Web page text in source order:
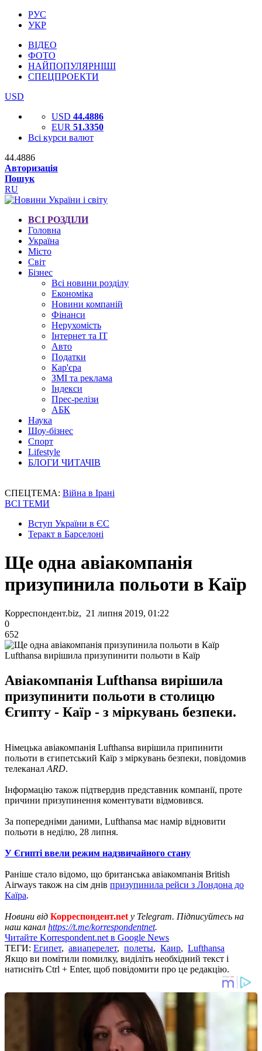
РУС
УКР
ВІДЕО
ФОТО
НАЙПОПУЛЯРНІШІ
СПЕЦПРОЕКТИ
USD
USD 44.4886
EUR 51.3350
Всі курси валют
44.4886
Авторизація
Пошук
RU
ВСІ РОЗДІЛИ
Головна
Україна
Місто
Світ
Бізнес
Всі новини розділу
Економіка
Новини компаній
Фінанси
Нерухомість
Інтернет та IT
Авто
Податки
Кар'єра
ЗМІ та реклама
Індекси
Прес-релізи
АБК
Наука
Шоу-бізнес
Спорт
Lifestyle
БЛОГИ ЧИТАЧІВ
СПЕЦТЕМА: Війна в Ірані
ВСІ ТЕМИ
Вступ України в ЄС
Теракт в Барселоні
Ще одна авіакомпанія
призупинила польоти в Каїр
Корреспондент.biz, 21 липня 2019, 01:22
0
652
Lufthansa вирішила призупинити польоти в Каїр
Авіакомпанія Lufthansa вирішила
призупинити польоти в столицю
Єгипту - Каїр - з міркувань безпеки.
Німецька авіакомпанія Lufthansa вирішила припинити
польоти в єгипетський Каїр з міркувань безпеки, повідомив
телеканал ARD.
Інформацію також підтвердив представник компанії, проте
причини призупинення коментувати відмовився.
За попередніми даними, Lufthansa має намір відновити
польоти в неділю, 28 липня.
У Єгипті ввели режим надзвичайного стану
Раніше стало відомо, що британська авіакомпанія British
Airways також на сім днів призупинила рейси з Лондона до
Каїра.
Новини від Корреспондент.net у Telegram. Підписуйтесь на
наш канал https://t.me/korrespondentnet.
Читайте Korrespondent.net в Google News
ТЕГИ: Египет, авиаперелет, полеты, Каир, Lufthansa
Якщо ви помітили помилку, виділіть необхідний текст і
натисніть Ctrl + Enter, щоб повідомити про це редакцію.